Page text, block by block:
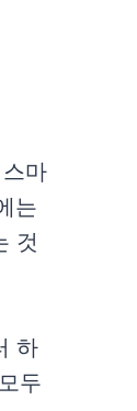
마
는
것
하
두